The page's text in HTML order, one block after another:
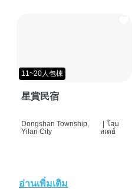
11~20人包棟
星賞民宿
Dongshan Township,
Yilan City
โฮม
สเตย์
อ่านเพิ่มเติม